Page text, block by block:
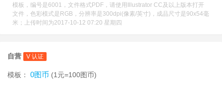
模板，编号是6001，文件格式PDF，请使用Illustrator CC及以上版本打开
文件，色彩模式是RGB，分辨率是300dpi(像素/英寸)，成品尺寸是90x54毫
米；上传时间为2017-10-12 07:20 星期四
自营 V 认证
模板： 0图币 (1元=100图币)